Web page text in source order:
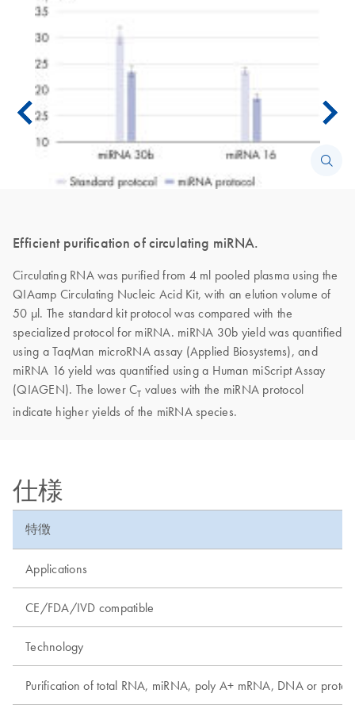
Efficient purification of circulating miRNA.
Circulating RNA was purified from 4 ml pooled plasma using the
QIAamp Circulating Nucleic Acid Kit, with an elution volume of
50 μl. The standard kit protocol was compared with the
specialized protocol for miRNA. miRNA 30b yield was quantified
using a TaqMan microRNA assay (Applied Biosystems), and
miRNA 16 yield was quantified using a Human miScript Assay
(QIAGEN). The lower CT values with the miRNA protocol
indicate higher yields of the miRNA species.
仕様
特徴
Applications
CE/FDA/IVD compatible
Technology
Purification of total RNA, miRNA, poly A+ mRNA, DNA or